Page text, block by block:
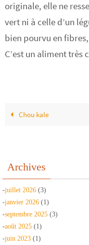
originale, elle ne
vert ni à celle d’un
bien pourvu en
C’est un aliment très
Chou kale
Archives
-juillet 2026 (3)
-janvier 2026 (1)
-septembre 2025 (3)
-août 2025 (1)
-juin 2023 (1)